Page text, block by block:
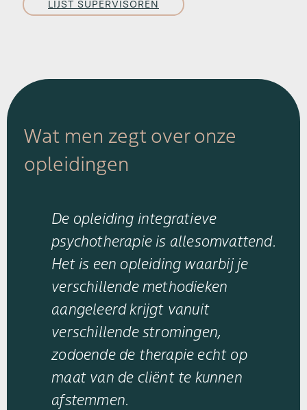
LIJST SUPERVISOREN
Wat men zegt over onze
opleidingen
De opleiding integratieve
psychotherapie is allesomvattend.
Het is een opleiding waarbij je
verschillende methodieken
aangeleerd krijgt vanuit
verschillende stromingen,
zodoende de therapie echt op
maat van de cliënt te kunnen
afstemmen.